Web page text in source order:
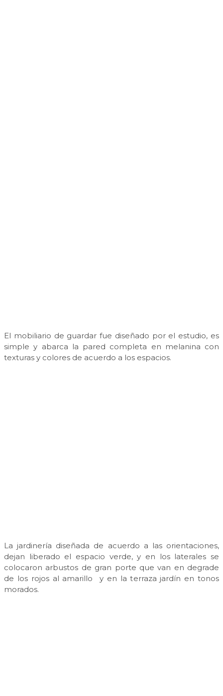
El mobiliario de guardar fue diseñado por el estudio, es
simple y abarca la pared completa en melanina con
texturas y colores de acuerdo a los espacios.
La jardinería diseñada de acuerdo a las orientaciones,
dejan liberado el espacio verde, y en los laterales se
colocaron arbustos de gran porte que van en degrade
de los rojos al amarillo y en la terraza jardín en tonos
morados.